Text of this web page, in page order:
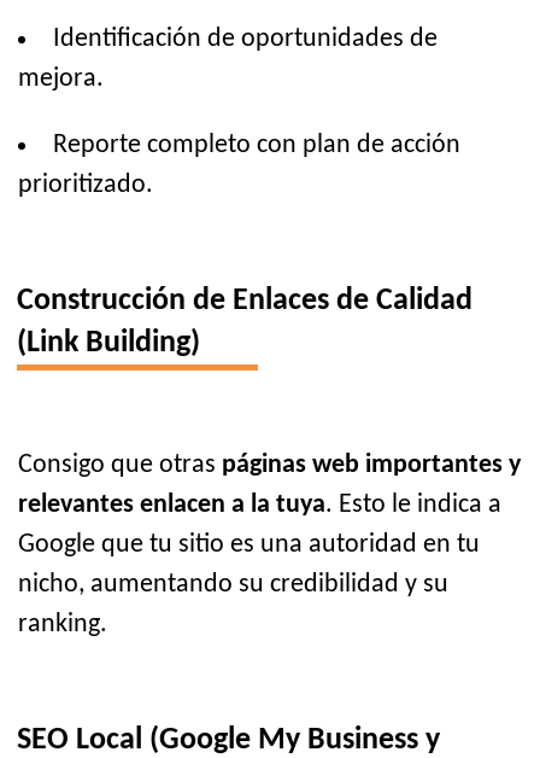
Identificación de oportunidades de
mejora.
Reporte completo con plan de acción
prioritizado.
Construcción de Enlaces de Calidad
(Link Building)
Consigo que otras páginas web importantes y
relevantes enlacen a la tuya. Esto le indica a
Google que tu sitio es una autoridad en tu
nicho, aumentando su credibilidad y su
ranking.
SEO Local (Google My Business y